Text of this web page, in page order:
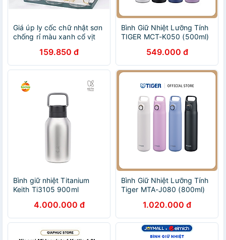
Giá úp ly cốc chữ nhật sơn
chống rỉ màu xanh cổ vịt
159.850 đ
Bình Giữ Nhiệt Lưỡng Tính
TIGER MCT-K050 (500ml)
549.000 đ
Bình giữ nhiệt Titanium
Keith Ti3105 900ml
4.000.000 đ
Bình Giữ Nhiệt Lưỡng Tính
Tiger MTA-J080 (800ml)
1.020.000 đ